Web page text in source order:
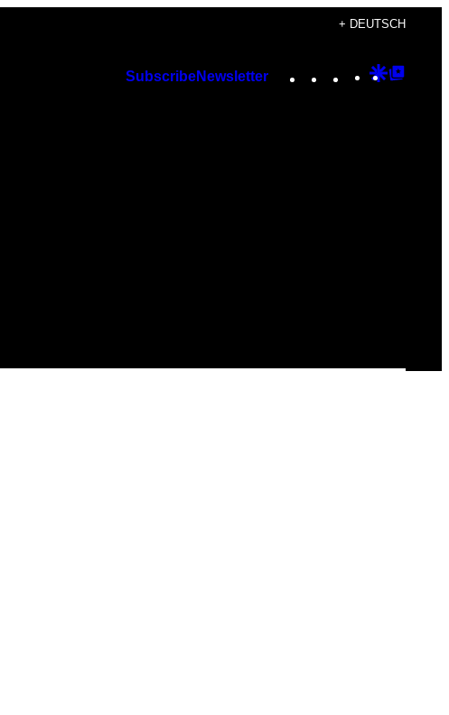
+ DEUTSCH
SubscribeNewsletter Instagram
TikTok
YouTube
Google